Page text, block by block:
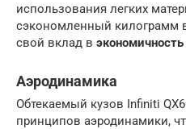
использования легких
сэкономленный килограмм
свой вклад в экономичность
Аэродинамика
Обтекаемый кузов Infiniti
принципов аэродинамики,